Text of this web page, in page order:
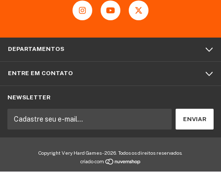
DEPARTAMENTOS
ENTRE EM CONTATO
NEWSLETTER
Copyright Very Hard Games - 2026. Todos os direitos reservados.